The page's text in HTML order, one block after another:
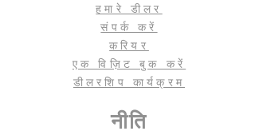
हमारे डीलर
संपर्क करें
करियर
एक विज़िट बुक करें
डीलरशिप कार्यक्रम
नीति